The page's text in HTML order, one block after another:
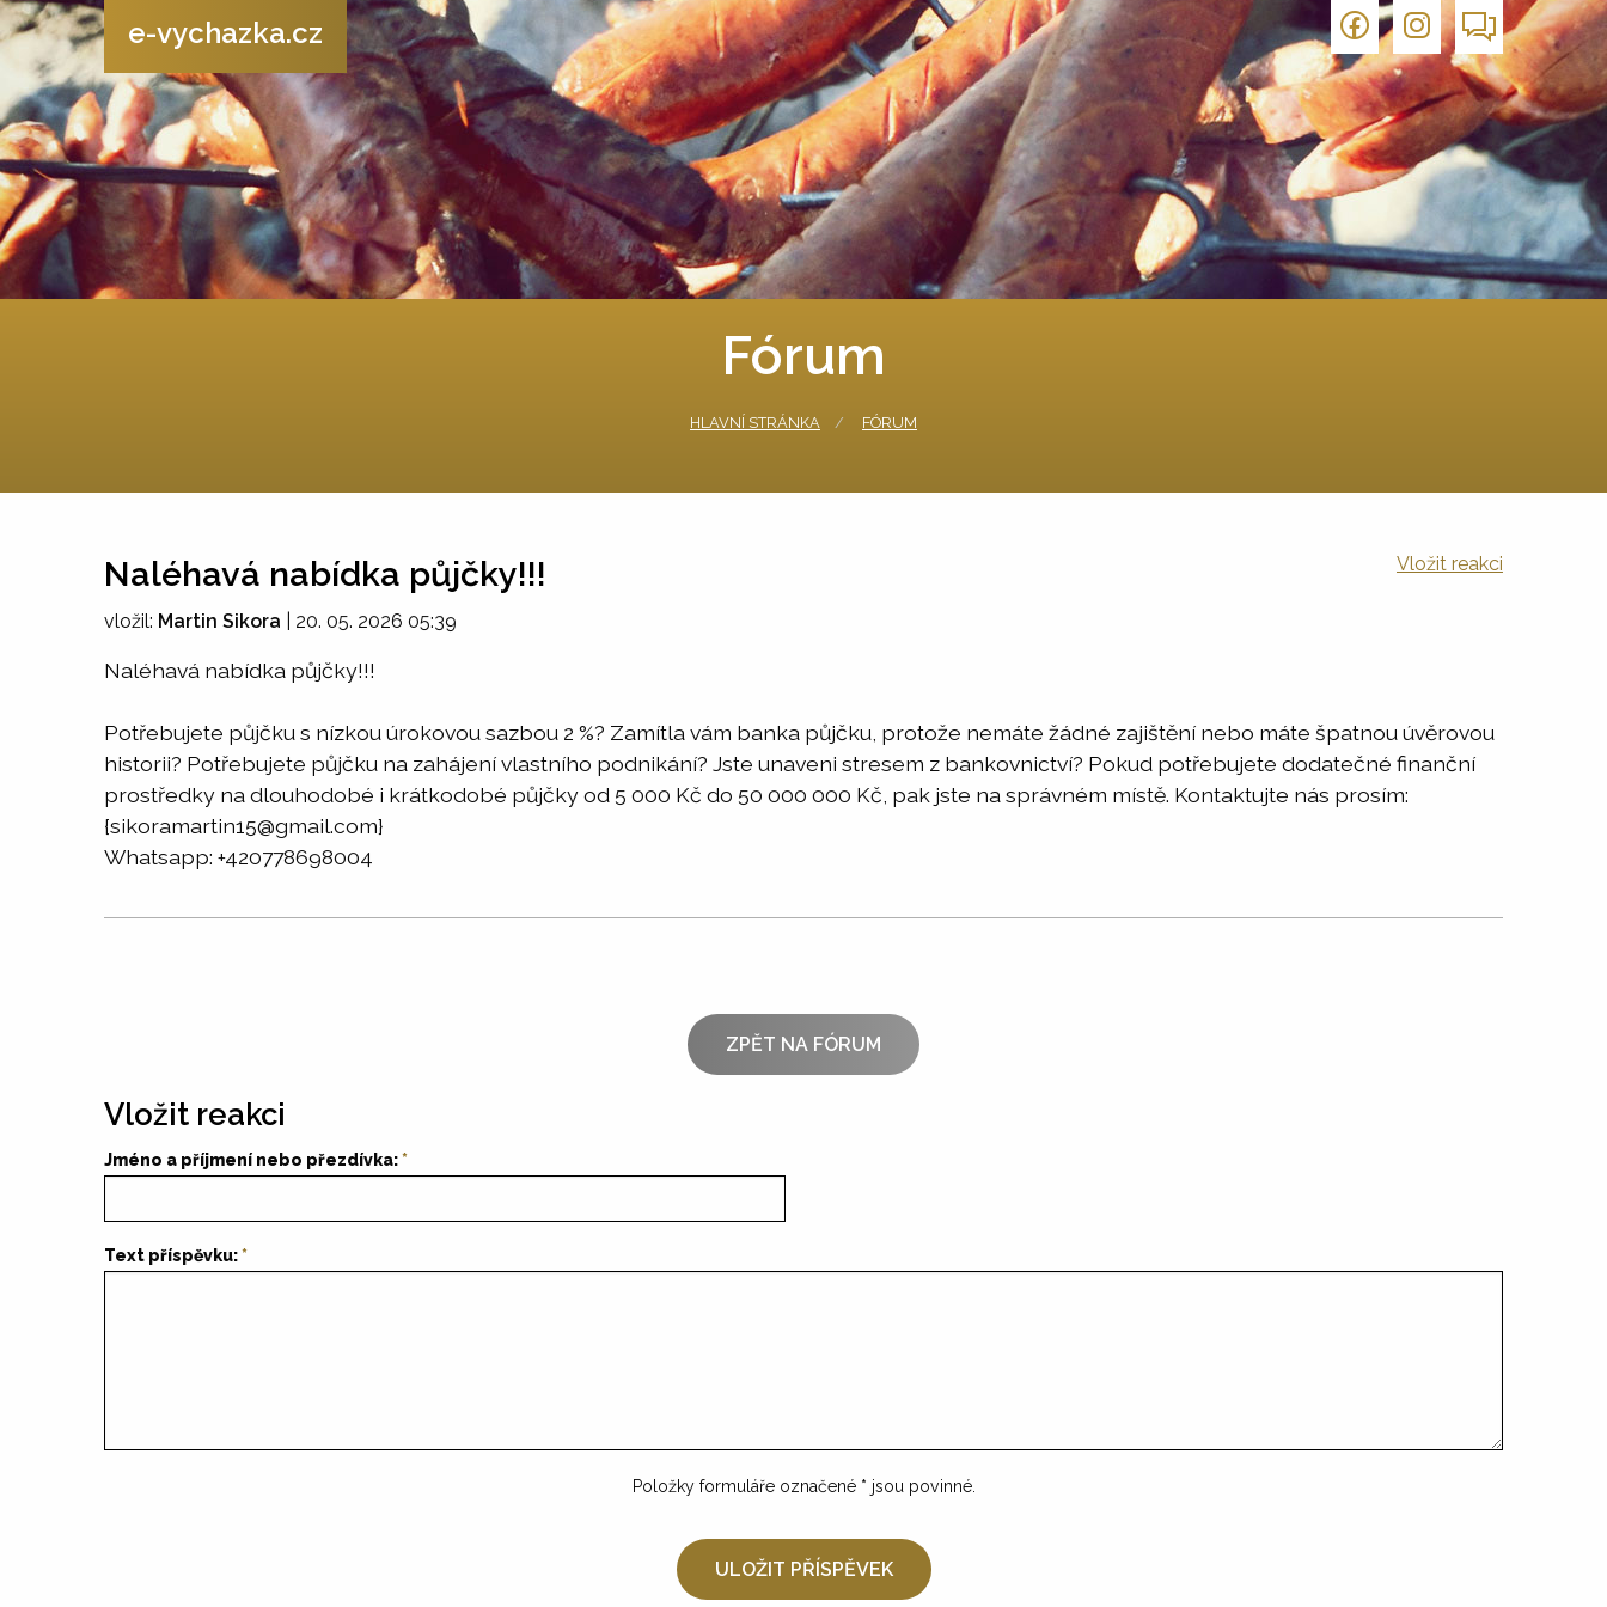
e-vychazka.cz
Fórum
HLAVNÍ STRÁNKA FÓRUM
Naléhavá nabídka půjčky!!! Vložit reakci
vložil: Martin Sikora 20. 05. 2026 05:39
Naléhavá nabídka půjčky!!!
Potřebujete půjčku s nízkou úrokovou sazbou 2 %? Zamítla vám banka půjčku, protože nemáte žádné zajištění nebo máte špatnou úvěrovou
historii? Potřebujete půjčku na zahájení vlastního podnikání? Jste unaveni stresem z bankovnictví? Pokud potřebujete dodatečné finanční
prostředky na dlouhodobé i krátkodobé půjčky od 5 000 Kč do 50 000 000 Kč, pak jste na správném místě. Kontaktujte nás prosím:
{sikoramartin15@gmail.com}
Whatsapp: +420778698004
ZPĚT NA FÓRUM
Vložit reakci
Jméno a příjmení nebo přezdívka:
Text příspěvku:
Položky formuláře označené * jsou povinné.